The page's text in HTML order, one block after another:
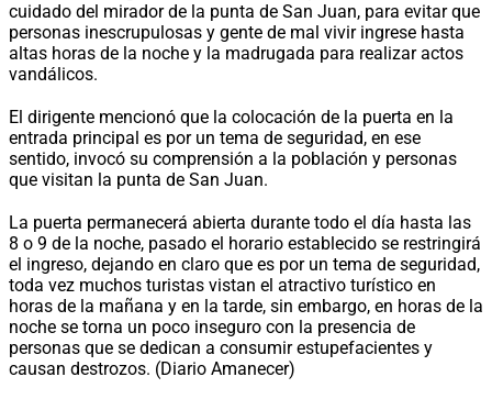
cuidado del mirador de la punta de San Juan, para evitar que
personas inescrupulosas y gente de mal vivir ingrese hasta
altas horas de la noche y la madrugada para realizar actos
vandálicos.
El dirigente mencionó que la colocación de la puerta en la
entrada principal es por un tema de seguridad, en ese
sentido, invocó su comprensión a la población y personas
que visitan la punta de San Juan.
La puerta permanecerá abierta durante todo el día hasta las
8 o 9 de la noche, pasado el horario establecido se restringirá
el ingreso, dejando en claro que es por un tema de seguridad,
toda vez muchos turistas vistan el atractivo turístico en
horas de la mañana y en la tarde, sin embargo, en horas de la
noche se torna un poco inseguro con la presencia de
personas que se dedican a consumir estupefacientes y
causan destrozos. (Diario Amanecer)